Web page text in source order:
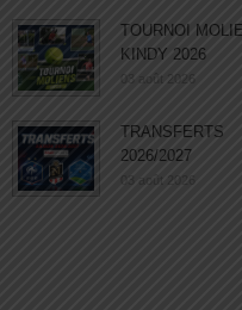
TOURNOI
KINDY 2026
03 août 2026
TRANSFERTS
2026/2027
03 août 2026